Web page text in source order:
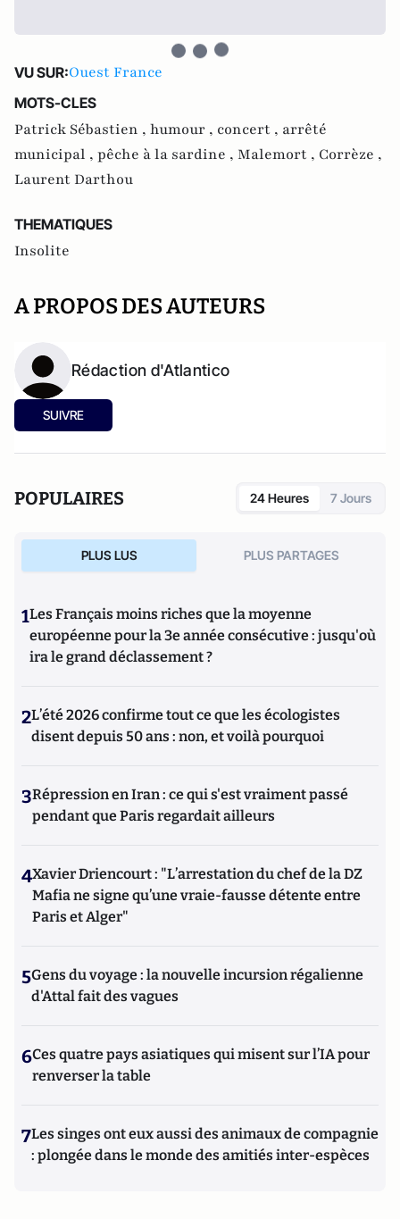
VU SUR:Ouest France
MOTS-CLES
Patrick Sébastien , humour , concert , arrêté
municipal , pêche à la sardine , Malemort , Corrèze ,
Laurent Darthou
THEMATIQUES
Insolite
A PROPOS DES AUTEURS
Rédaction d'Atlantico
SUIVRE
POPULAIRES 24 Heures 7 Jours
PLUS LUS PLUS PARTAGES
1Les Français moins riches que la moyenne
européenne pour la 3e année consécutive : jusqu'où
ira le grand déclassement ?
2L’été 2026 confirme tout ce que les écologistes
disent depuis 50 ans : non, et voilà pourquoi
3Répression en Iran : ce qui s'est vraiment passé
pendant que Paris regardait ailleurs
4Xavier Driencourt : "L’arrestation du chef de la DZ
Mafia ne signe qu’une vraie-fausse détente entre
Paris et Alger"
5Gens du voyage : la nouvelle incursion régalienne
d'Attal fait des vagues
6Ces quatre pays asiatiques qui misent sur l’IA pour
renverser la table
7Les singes ont eux aussi des animaux de compagnie
: plongée dans le monde des amitiés inter-espèces